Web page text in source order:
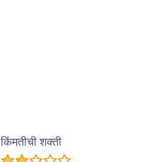
किंमतीची शक्ती